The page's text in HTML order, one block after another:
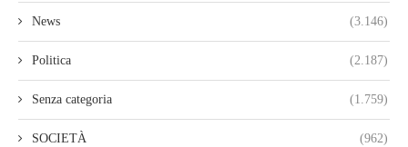
News (3.146)
Politica (2.187)
Senza categoria (1.759)
SOCIETÀ (962)